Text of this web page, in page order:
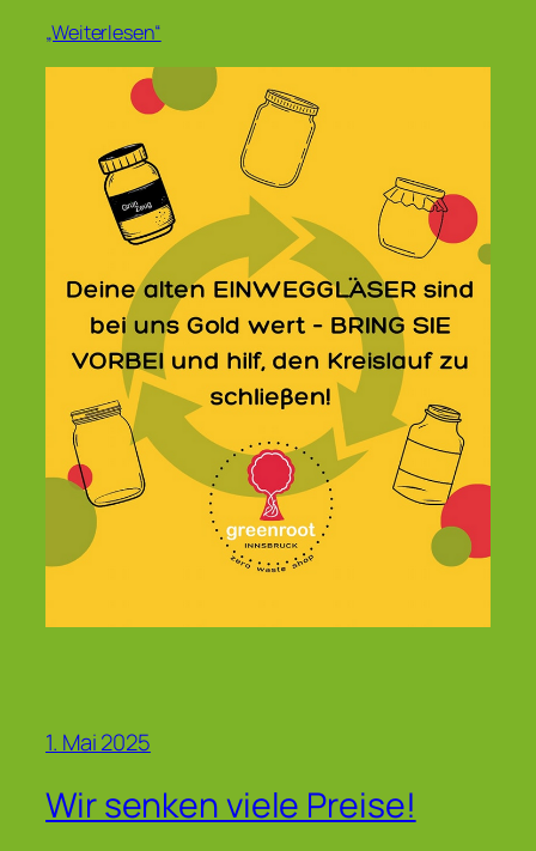
„Weiterlesen“
1. Mai 2025
Wir senken viele Preise!